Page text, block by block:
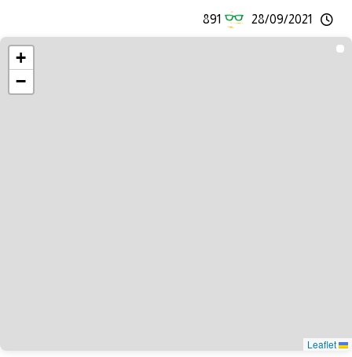
28/09/2021
891
+
−